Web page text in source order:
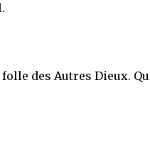
des Autres Dieux.